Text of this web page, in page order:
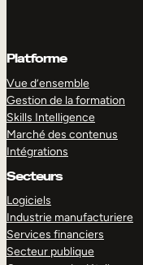
Platforme
Vue d’ensemble
Gestion de la formation
Skills Intelligence
Marché des contenus
Intégrations
Secteurs
Logiciels
Industrie manufacturiere
Services financiers
Secteur publique